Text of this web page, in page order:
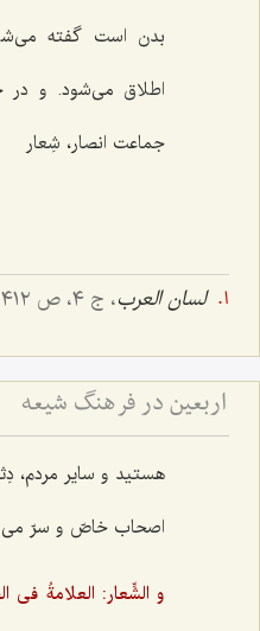
بدن است گفته
اطلاق می‌شود. و
جماعت انصار، شِعار
لسان العرب، ج ٤، ص ٤١٢.
اربعین در فرهنگ شیعه
هستید و سایر مردم،
اصحاب خاصّ و سرّ
و الشِّعار: العلامةُ